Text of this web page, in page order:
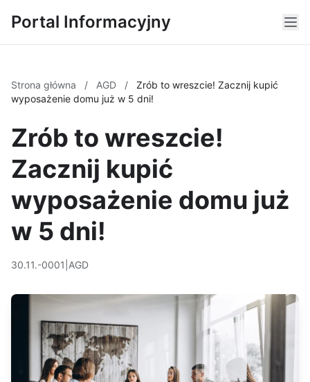
Portal Informacyjny
Strona główna / AGD /
Zrób to wreszcie! Zacznij kupić
wyposażenie domu już w 5 dni!
Zrób to wreszcie!
Zacznij kupić
wyposażenie domu już
w 5 dni!
30.11.-0001 AGD